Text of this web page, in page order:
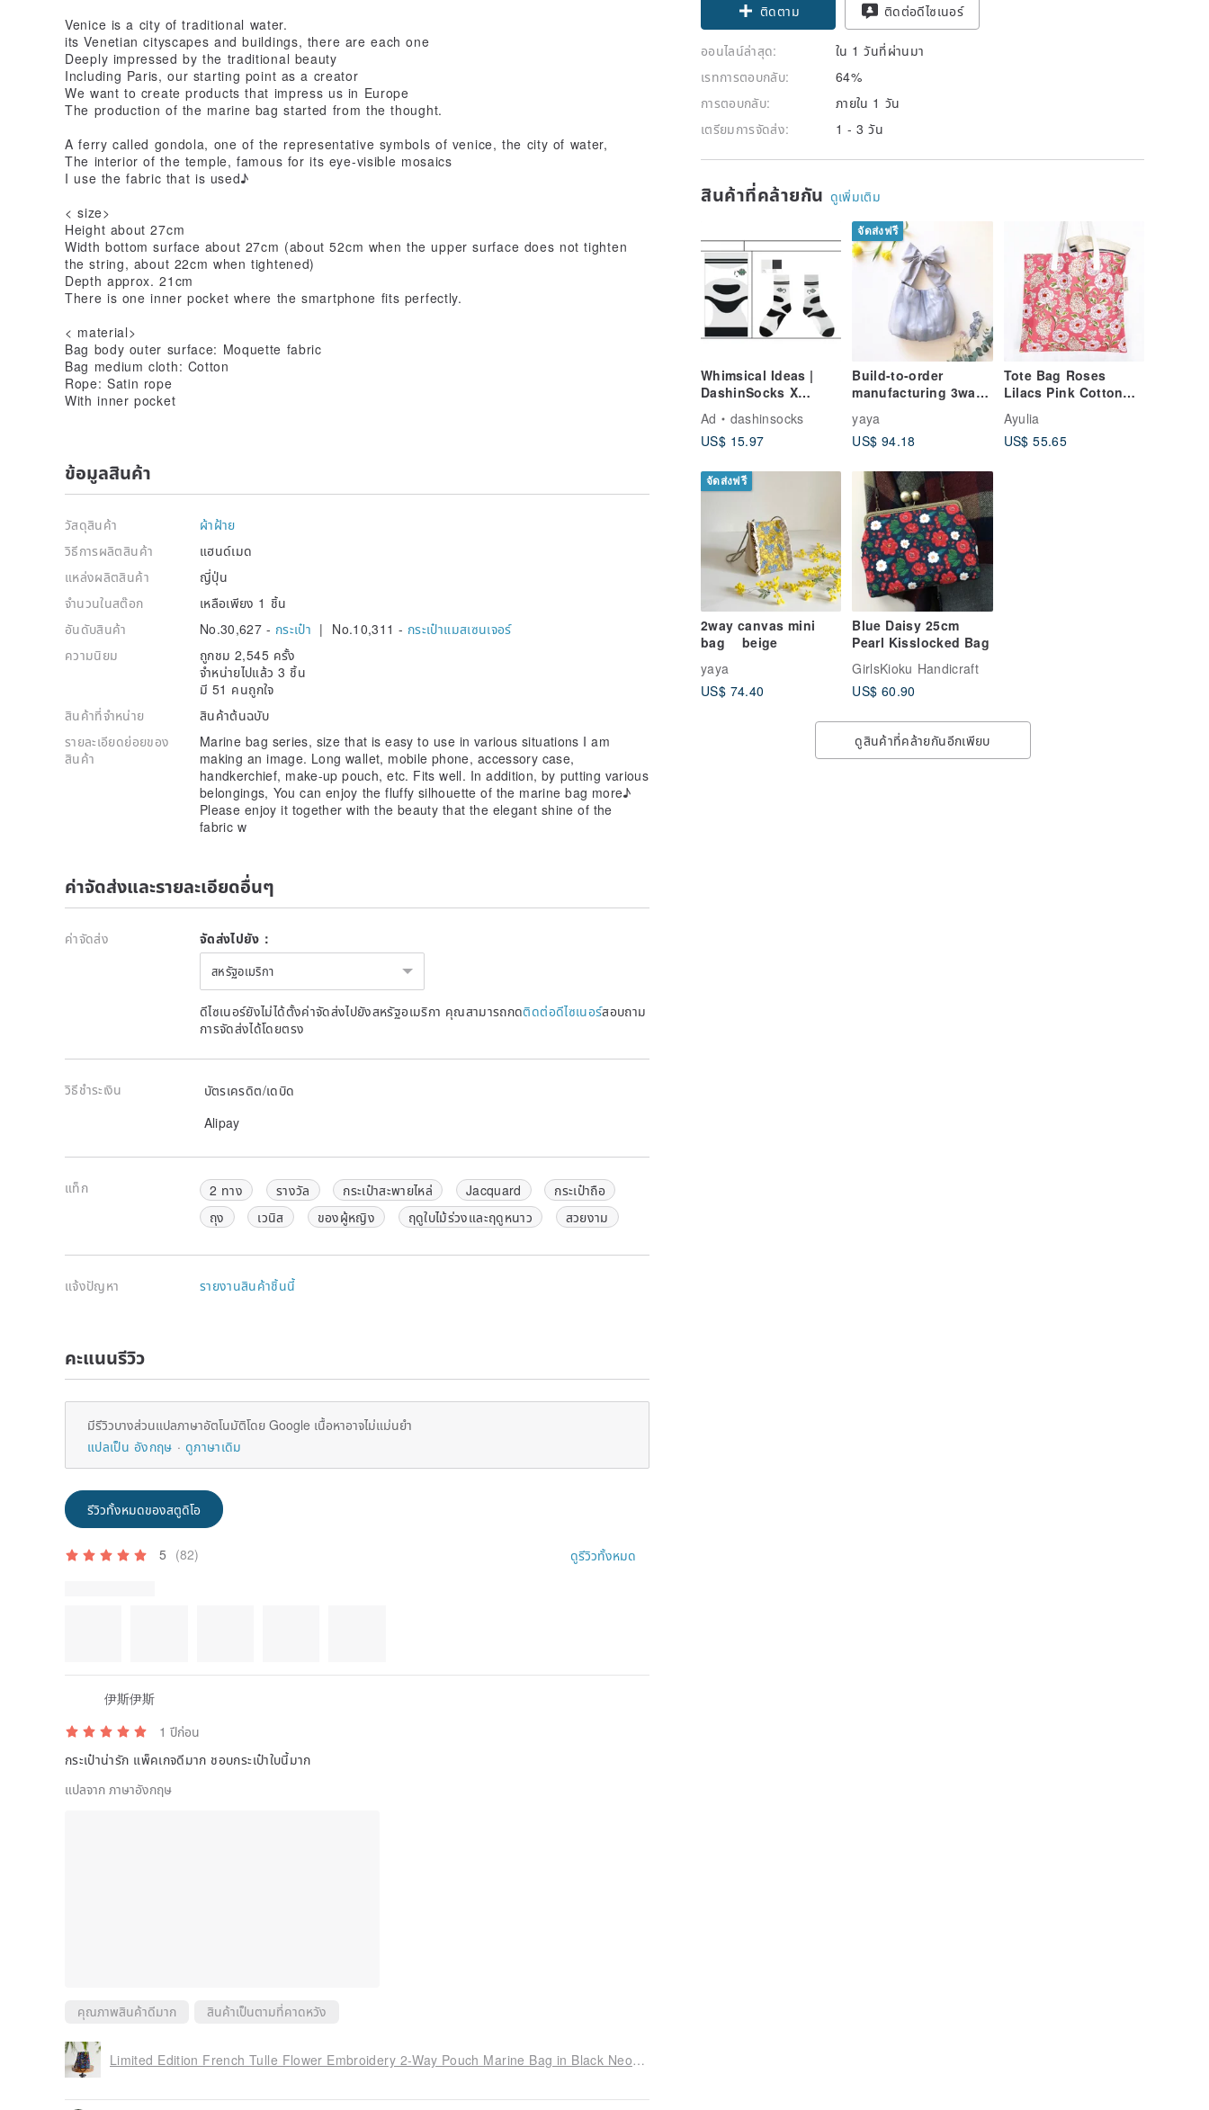
ติดตาม ติดต่อดีไซเนอร์
ออนไลน์ล่าสุด:
ใน 1 วันที่ผ่านมา
เรทการตอบกลับ:
64%
การตอบกลับ:
ภายใน 1 วัน
เตรียมการจัดส่ง:
1 - 3 วัน
สินค้าที่คล้ายกัน ดูเพิ่มเติม
Whimsical Ideas |
DashinSocks X
Panda Factory Panda
Dream_Miracle Leap
Ad
dashinsocks
US$ 15.97
จัดส่งฟรี
Build-to-order
manufacturing 3way
black×dark gray
yaya
US$ 94.18
Tote Bag Roses
Lilacs Pink Cotton
Fabric Handbag
Ayulia
US$ 55.65
จัดส่งฟรี
2way canvas mini
bag beige
yaya
US$ 74.40
Blue Daisy 25cm
Pearl Kisslocked Bag
GirlsKioku Handicraft
US$ 60.90
ดูสินค้าที่คล้ายกันอีกเพียบ
Venice is a city of traditional water.
its Venetian cityscapes and buildings, there are each one
Deeply impressed by the traditional beauty
Including Paris, our starting point as a creator
We want to create products that impress us in Europe
The production of the marine bag started from the thought.
A ferry called gondola, one of the representative symbols of venice, the city of water,
The interior of the temple, famous for its eye-visible mosaics
I use the fabric that is used♪
< size>
Height about 27cm
Width bottom surface about 27cm (about 52cm when the upper surface does not tighten
the string, about 22cm when tightened)
Depth approx. 21cm
There is one inner pocket where the smartphone fits perfectly.
< material>
Bag body outer surface: Moquette fabric
Bag medium cloth: Cotton
Rope: Satin rope
With inner pocket
ข้อมูลสินค้า
วัสดุสินค้า
ผ้าฝ้าย
วิธีการผลิตสินค้า
แฮนด์เมด
แหล่งผลิตสินค้า
ญี่ปุ่น
จำนวนในสต๊อก
เหลือเพียง 1 ชิ้น
อันดับสินค้า
No.30,627 - กระเป๋า | No.10,311 - กระเป๋าแมสเซนเจอร์
ความนิยม
ถูกชม 2,545 ครั้ง
จำหน่ายไปแล้ว 3 ชิ้น
มี 51 คนถูกใจ
สินค้าที่จำหน่าย
สินค้าต้นฉบับ
รายละเอียดย่อยของ
สินค้า
Marine bag series, size that is easy to use in various situations I am
making an image. Long wallet, mobile phone, accessory case,
handkerchief, make-up pouch, etc. Fits well. In addition, by putting various
belongings, You can enjoy the fluffy silhouette of the marine bag more♪
Please enjoy it together with the beauty that the elegant shine of the
fabric w
ค่าจัดส่งและรายละเอียดอื่นๆ
ค่าจัดส่ง จัดส่งไปยัง：
สหรัฐอเมริกา
ดีไซเนอร์ยังไม่ได้ตั้งค่าจัดส่งไปยังสหรัฐอเมริกา คุณสามารถกดติดต่อดีไซเนอร์สอบถาม
การจัดส่งได้โดยตรง
วิธีชำระเงิน
บัตรเครดิต/เดบิด
Alipay
แท็ก 2 ทาง รางวัล กระเป๋าสะพายไหล่ Jacquard
กระเป๋าถือ
ถุง
เวนิส ของผู้หญิง ฤดูใบไม้ร่วงและฤดูหนาว สวยงาม
แจ้งปัญหา รายงานสินค้าชิ้นนี้
คะแนนรีวิว
มีรีวิวบางส่วนแปลภาษาอัตโนมัติโดย Google เนื้อหาอาจไม่แม่นยำ
แปลเป็น อังกฤษ
ดูภาษาเดิม
รีวิวทั้งหมดของสตูดิโอ
5 (82) ดูรีวิวทั้งหมด
伊斯伊斯
1 ปีก่อน
กระเป๋าน่ารัก แพ็คเกจดีมาก ชอบกระเป๋าใบนี้มาก
แปลจาก ภาษาอังกฤษ
คุณภาพสินค้าดีมาก สินค้าเป็นตามที่คาดหวัง
Limited Edition French Tulle Flower Embroidery 2-Way Pouch Marine Bag in Black Neon Mini Shoulder